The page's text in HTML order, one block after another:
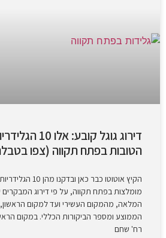
דירוג גוגל
הטובות בפתח תקווה (צפו
הקיץ אוטוטו כבר כאן
מומלצות בפתח תקווה, על פי דירוג
המלאה, מהמקום העשירי ועד למקום הראשון,
הממוצע ומספר הביקורות הכללי. במקום
רח' שחם